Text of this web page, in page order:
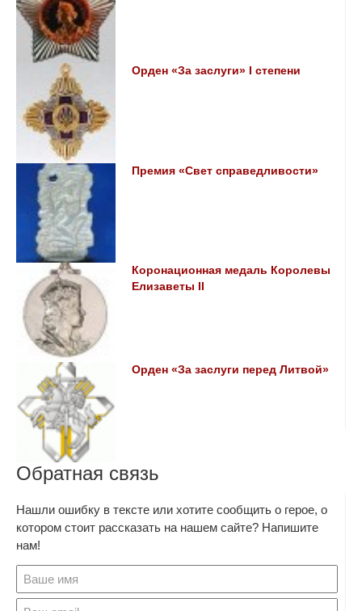
Орден «За заслуги» I степени
Премия «Свет справедливости»
Коронационная медаль Королевы
Елизаветы II
Орден «За заслуги перед Литвой»
Обратная связь
Нашли ошибку в тексте или хотите сообщить о герое, о
котором стоит рассказать на нашем сайте? Напишите
нам!